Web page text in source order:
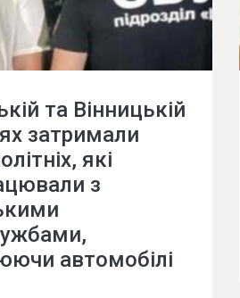
та Вінницькій
затримали
які
з
автомобілі